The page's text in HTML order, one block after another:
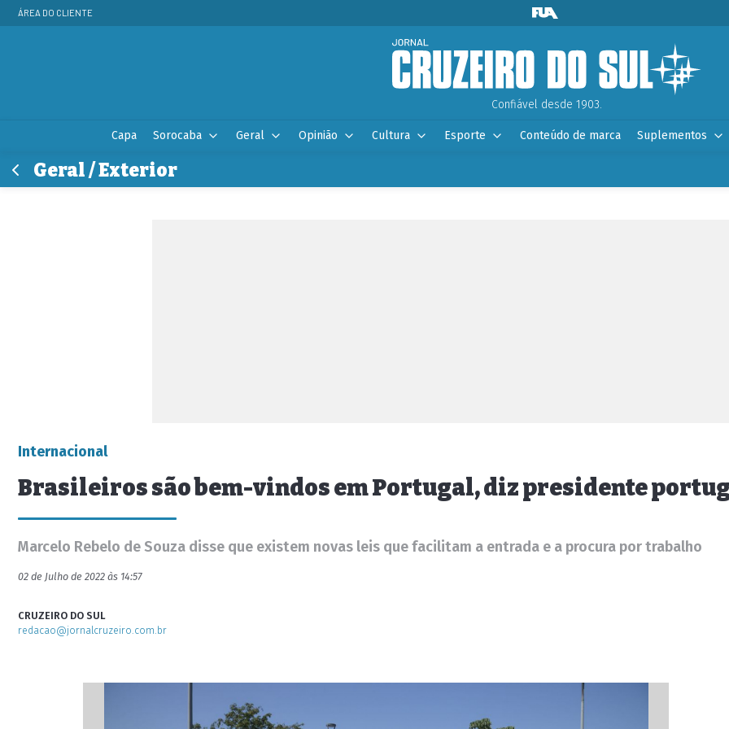
ÁREA DO CLIENTE
Confiável desde 1903.
Capa Sorocaba Geral Opinião Cultura Esporte Conteúdo de marca Suplementos
Geral / Exterior
Internacional
Brasileiros são bem-vindos em Portugal, diz presidente
Marcelo Rebelo de Souza disse que existem novas leis que facilitam a entrada e a procura por trabalho
02 de Julho de 2022 às 14:57
CRUZEIRO DO SUL
redacao@jornalcruzeiro.com.br